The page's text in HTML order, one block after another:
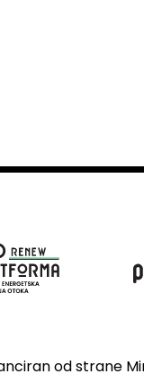
od strane